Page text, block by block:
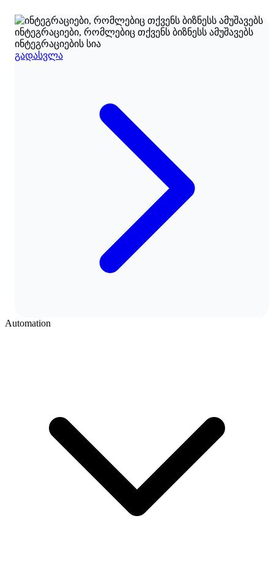
ინტეგრაციები, რომლებიც თქვენს ბიზნესს ამუშავებს
ინტეგრაციების სია
გადასვლა
Automation